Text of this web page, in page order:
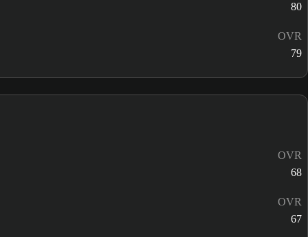
80
OVR
79
OVR
68
OVR
67